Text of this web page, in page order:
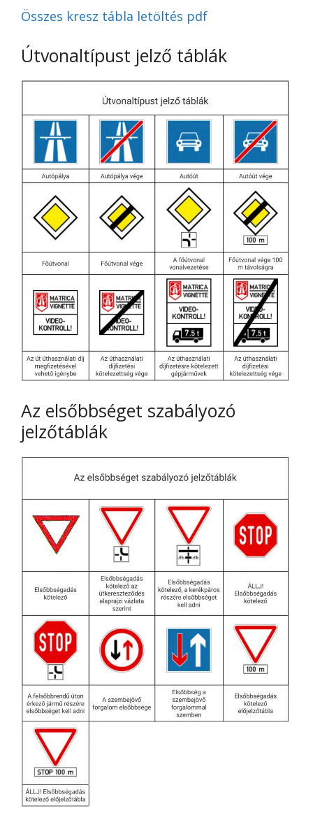
Összes kresz tábla letöltés pdf
Útvonaltípust jelző táblák
Az elsőbbséget szabályozó
jelzőtáblák